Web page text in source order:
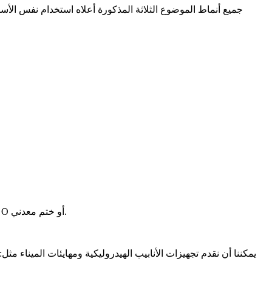
جميع أنماط الموضوع الثلاثة المذكورة أعلاه استخدام نفس
لأن الخيوط المتوازية تخدم وظيفة واحدة فقط (أي الاحتفاظ بالملاءمة في مكانها)، فإن بعض الوسائل الأخرى للختم موجودة دائماً، مثل حلقة O أو ختم معدني.